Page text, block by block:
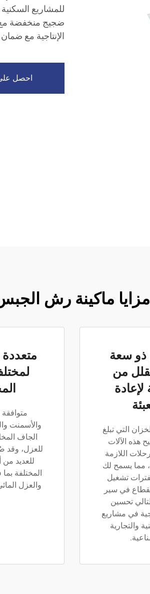
للمشاريع السكنية
الإنتاجية مع
احصل
مزايا ماكينة رش
سعة
من
لإعادة
التي تبلغ
تتيح هذه الآلات
اللازمة
مما يسمح لك
تشغيل
في سير
تحسين
في مشاريع
والتجارية
والأسمنت
الجاف
للعزل، وقد
للعديد من
المختلفة
والعزل